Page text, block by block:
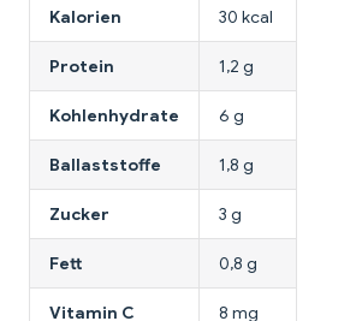
Kalorien 30 kcal
Protein 1,2 g
Kohlenhydrate 6 g
Ballaststoffe 1,8 g
Zucker 3 g
Fett 0,8 g
Vitamin C 8 mg